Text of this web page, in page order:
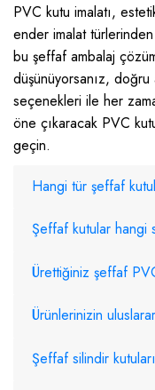
PVC kutu imalatı,
ender imalat
bu şeffaf ambalaj
düşünüyorsanız,
seçenekleri ile her
öne çıkaracak PVC
geçin.
Hangi tür şeffaf
Şeffaf kutular hangi
Ürettiğiniz şeffaf
Ürünlerinizin
Şeffaf silindir